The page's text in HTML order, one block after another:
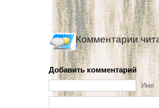
Комментарии
Добавить комментарий
Имя